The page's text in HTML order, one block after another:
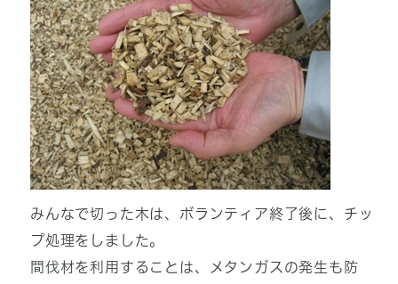
みんなで切った木は、ボランティア終了後に、チッ
プ処理をしました。
間伐材を利用することは、メタンガスの発生も防